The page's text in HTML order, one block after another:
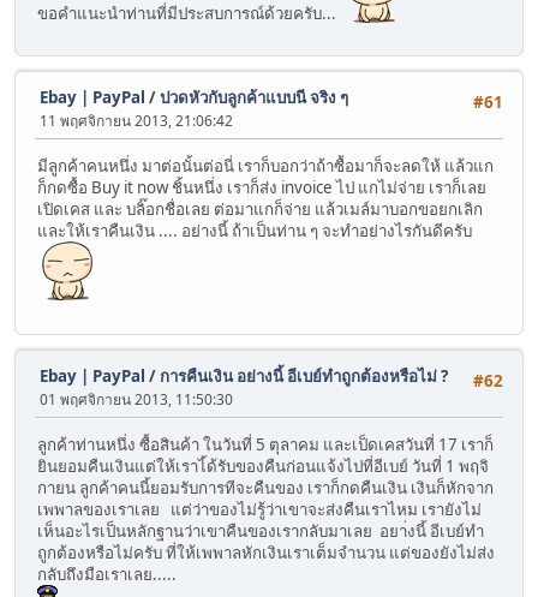
ขอคำแนะนำท่านที่มีประสบการณ์ด้วยครับ...
#61
Ebay | PayPal /ปวดหัวกับลูกค้าแบบนี จริง ๆ
11 พฤศจิกายน 2013, 21:06:42
มีลูกค้าคนหนึ่ง มาต่อนั้นต่อนี่ เราก็บอกว่าถ้าซื้อมาก็จะลดให้ แล้วแก
ก็กดซื้อ Buy it now ชิ้นหนึ่ง เราก็ส่ง invoice ไป แกไม่จ่าย เราก็เลย
เปิดเคส และ บลิ๊อกชื่อเลย ต่อมาแกก็จ่าย แล้วเมล์มาบอกขอยกเลิก
และให้เราคืนเงิน .... อย่างนี้ ถ้าเป็นท่าน ๆ จะทำอย่างไรกันดีครับ
#62
Ebay | PayPal / การคืนเงิน อย่างนี้ อีเบย์ทำถูกต้องหรือไม่ ?
01 พฤศจิกายน 2013, 11:50:30
ลูกค้าท่านหนึ่ง ซื้อสินค้า ในวันที่ 5 ตุลาคม และเป็ดเคสวันที่ 17 เราก็
ยินยอมคืนเงินแต่ให้เราไ้ด้รับของคืนก่อนแจ้งไปที่อีเบย์ วันที่ 1 พฤจิ
กายน ลูกค้าคนนี้ยอมรับการทีจะคืนของ เราก็กดคืนเงิน เงินก็หักจาก
เพพาลของเราเลย แต่ว่าของไม่รู้ว่าเขาจะส่งคืนเราไหม เรายังไม่
เห็นอะไรเป็นหลักฐานว่าเขาคืนของเรากลับมาเลย อยา่งนี้ อีเบย์ทำ
ถูกต้องหรือไม่ครับ ที่ให้เพพาลหักเงินเราเต็มจำนวน แต่ของยังไม่ส่ง
กลับถึงมือเราเลย.....